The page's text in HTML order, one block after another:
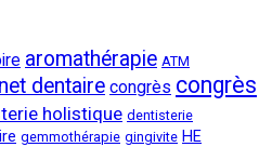
aromathérapie ATM
dentaire congrès congrès
holistique dentisterie
gemmothérapie gingivite HE